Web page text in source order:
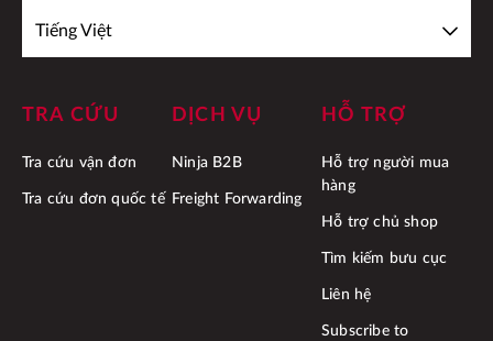
Tiếng Việt
TRA CỨU
Tra cứu vận đơn
Tra cứu đơn quốc tế
DỊCH VỤ
Ninja B2B
Freight Forwarding
HỖ TRỢ
Hỗ trợ người mua
hàng
Hỗ trợ chủ shop
Tìm kiếm bưu cục
Liên hệ
Subscribe to